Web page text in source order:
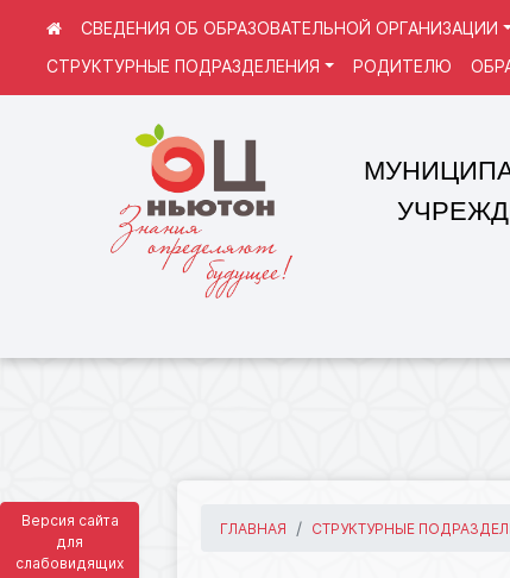
Версия сайта
для
слабовидящих
СВЕДЕНИЯ ОБ ОБРАЗОВАТЕЛЬНОЙ ОРГАНИЗАЦИИ
СТРУКТУРНЫЕ ПОДРАЗДЕЛЕНИЯ
РОДИТЕЛЮ
ГЛАВНАЯ СТРУКТУРНЫЕ